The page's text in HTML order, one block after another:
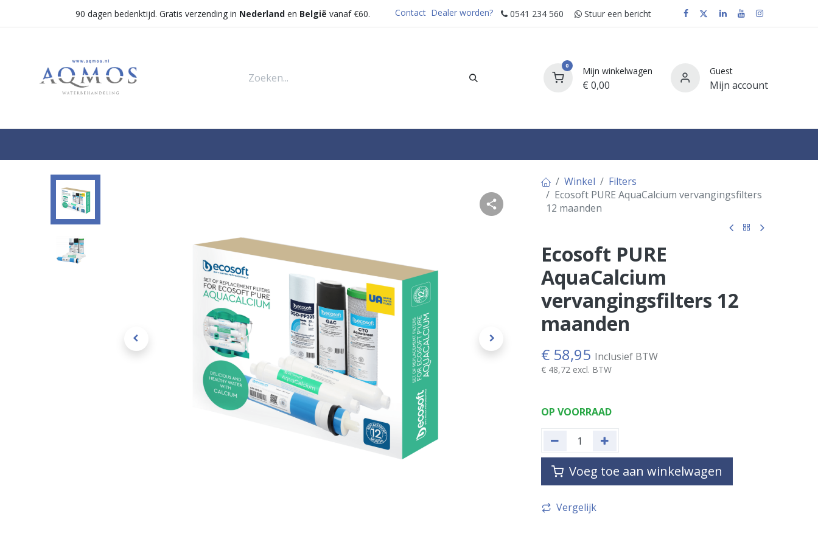
90 dagen bedenktijd. Gratis verzending in Nederlanden België vanaf €60. Contact Dealer worden? 0541 234 560 Stuur e​​​​en bericht
0 Mijn winkelwagen
€ 0,00
Guest
Mijn account
Winkel
Filters
Ecosoft PURE AquaCalcium vervangingsfilters
12 maanden
Ecosoft PURE
AquaCalcium
vervangingsfilters 12
maanden
€ 58,95 Inclusief BTW
€ 48,72 excl. BTW
OP VOORRAAD
Voeg toe aan winkelwagen
Vergelijk